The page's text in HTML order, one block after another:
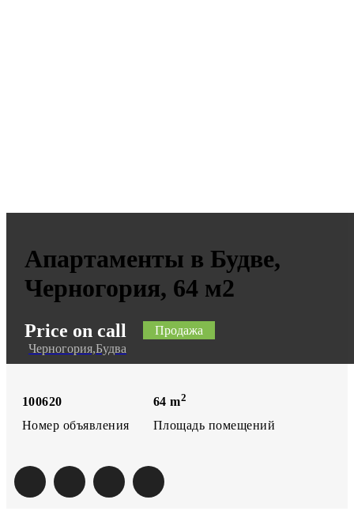
Апартаменты в Будве,
Черногория, 64 м2
Price on call
Продажа
Черногория,Будва
100620
Номер объявления
64m2
Площадь помещений